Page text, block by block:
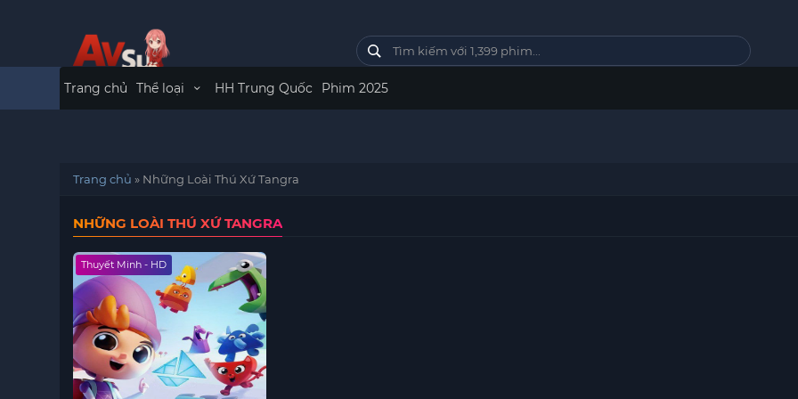
Trang chủ Thể loại HH Trung Quốc Phim 2025
Trang chủ » Những Loài Thú Xứ Tangra
NHỮNG LOÀI THÚ XỨ TANGRA
Thuyết Minh - HD